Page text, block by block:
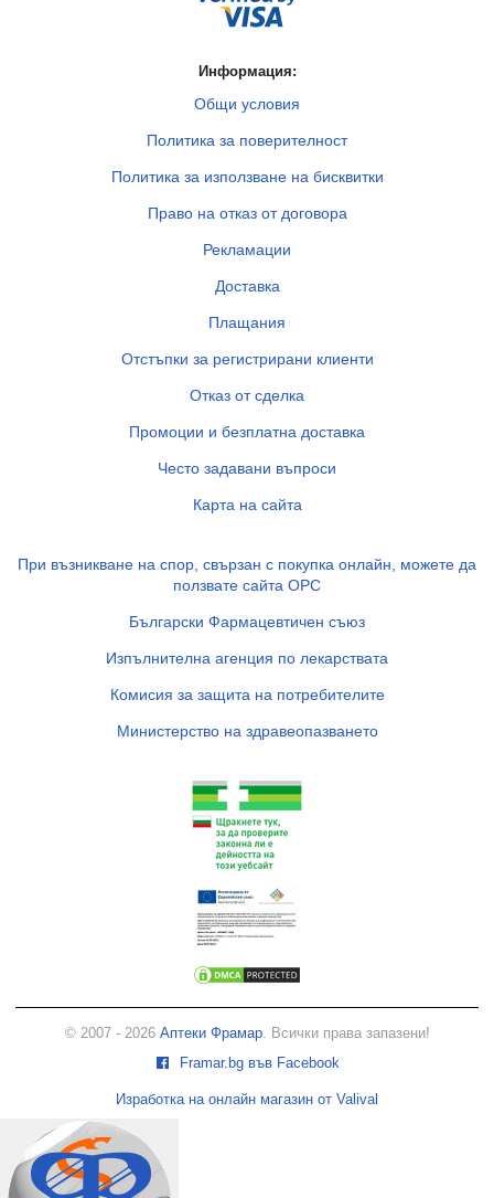
Информация:
Общи условия
Политика за поверителност
Политика за използване на бисквитки
Право на отказ от договора
Рекламации
Доставка
Плащания
Отстъпки за регистрирани клиенти
Отказ от сделка
Промоции и безплатна доставка
Често задавани въпроси
Карта на сайта
При възникване на спор, свързан с покупка онлайн, можете да
ползвате сайта ОРС
Български Фармацевтичен съюз
Изпълнителна агенция по лекарствата
Комисия за защита на потребителите
Министерство на здравеопазването
© 2007 - 2026 Аптеки Фрамар. Всички права запазени!
Framar.bg във Facebook
Изработка на онлайн магазин от Valival